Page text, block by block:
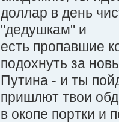
доллар в день
"дедушкам" и
есть пропавшие
подохнуть за
Путина - и ты
пришлют твои
в окопе портки и